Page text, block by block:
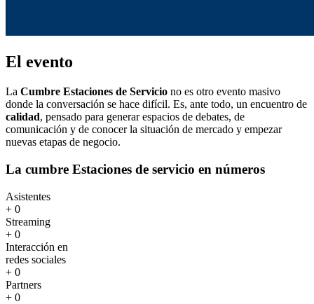
El evento
La Cumbre Estaciones de Servicio no es otro evento masivo
donde la conversación se hace difícil. Es, ante todo, un encuentro de
calidad, pensado para generar espacios de debates, de
comunicación y de conocer la situación de mercado y empezar
nuevas etapas de negocio.
La cumbre Estaciones de servicio en números
Asistentes
+ 0
Streaming
+ 0
Interacción en
redes sociales
+ 0
Partners
+ 0